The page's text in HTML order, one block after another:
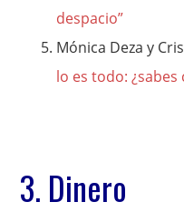
despacio”
Mónica Deza y
lo es todo:
3. Dinero